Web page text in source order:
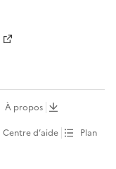
À propos
Centre d’aide
Plan